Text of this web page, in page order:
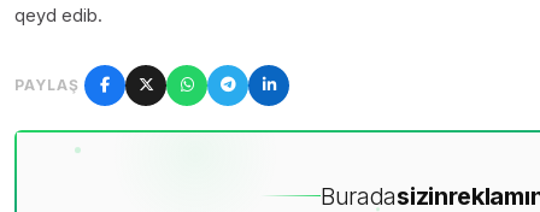
qeyd edib.
PAYLAŞ
Buradasizin